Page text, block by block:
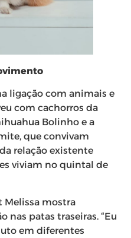
ligação com animais e
com cachorros da
Bolinho e a
que convivam
relação existente
viviam no quintal de
Melissa mostra
nas patas traseiras. “Eu
em diferentes